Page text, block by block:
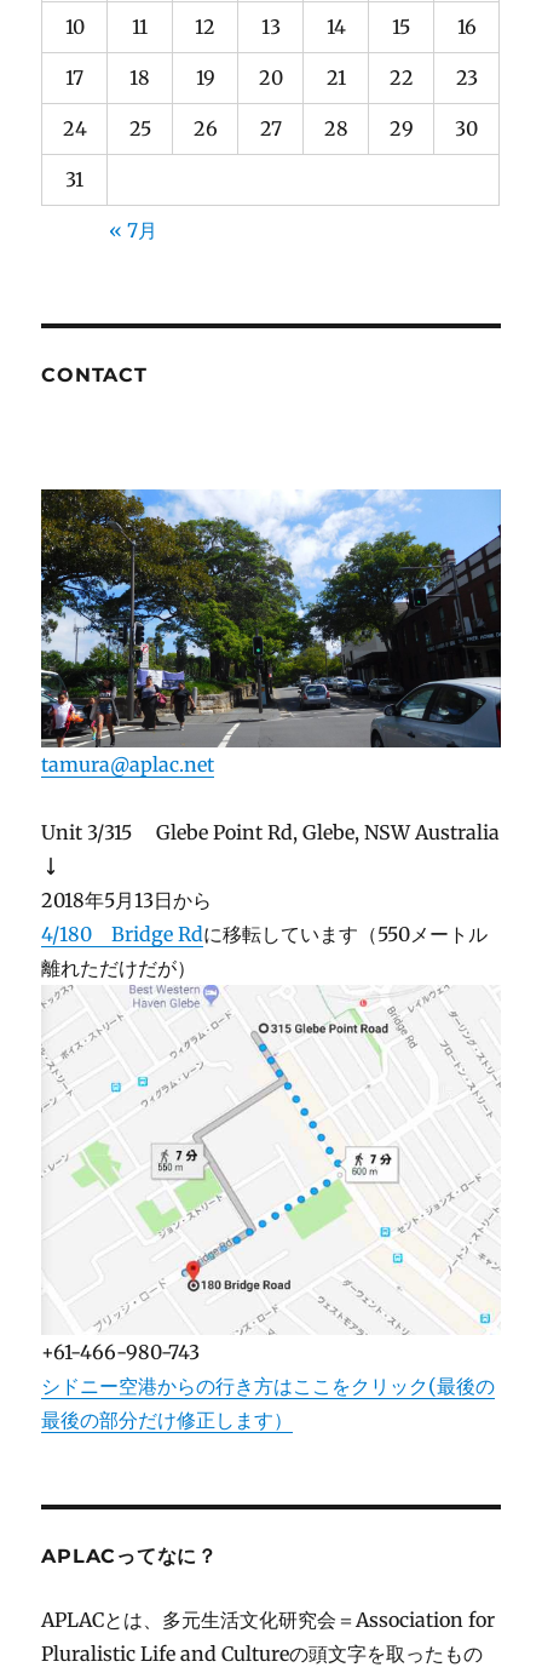
10 11 12 13 14 15 16
17 18 19 20 21 22 23
24 25 26 27 28 29 30
31
« 7月
CONTACT
tamura@aplac.net
Unit 3/315 Glebe Point Rd, Glebe, NSW Australia
↓
2018年5月13日から
4/180 Bridge Rdに移転しています（550メートル
離れただけだが）
+61-466-980-743
シドニー空港からの行き方はここをクリック(最後の
最後の部分だけ修正します）
APLACってなに？
APLACとは、多元生活文化研究会＝Association for
Pluralistic Life and Cultureの頭文字を取ったもの